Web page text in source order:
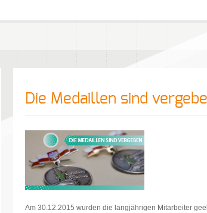
Die Medaillen sind
Am 30.12.2015 wurden die langjährigen Mitarbeiter